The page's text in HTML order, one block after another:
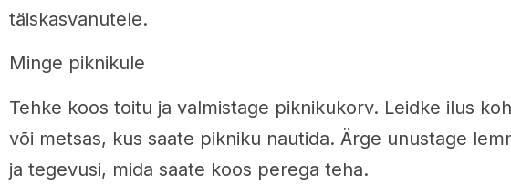
täiskasvanutele.
Minge piknikule
Tehke koos toitu ja valmistage piknikukorv. Leidke ilus
või metsas, kus saate pikniku nautida. Ärge unustage
ja tegevusi, mida saate koos perega teha.